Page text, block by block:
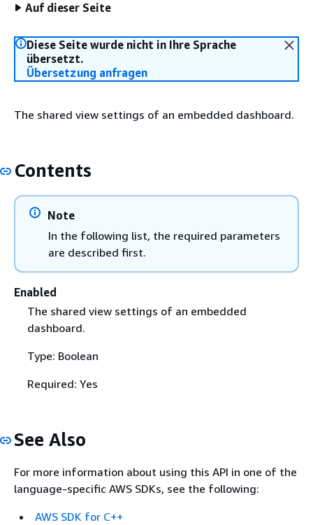
Auf dieser Seite
Diese Seite wurde nicht in Ihre Sprache
übersetzt.
Übersetzung anfragen
The shared view settings of an embedded dashboard.
Contents
Note
In the following list, the required parameters
are described first.
Enabled
The shared view settings of an embedded
dashboard.
Type: Boolean
Required: Yes
See Also
For more information about using this API in one of the
language-specific AWS SDKs, see the following:
AWS SDK for C++